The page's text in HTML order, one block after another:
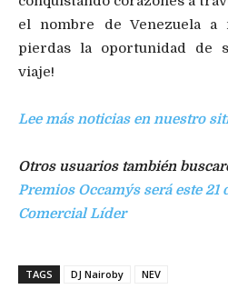
el nombre de Venezuela a
pierdas la oportunidad de
viaje!
Lee más noticias en nuestro
Otros usuarios también
Premios Occamy´s será este
Comercial Líder
TAGS DJ Nairoby NEV